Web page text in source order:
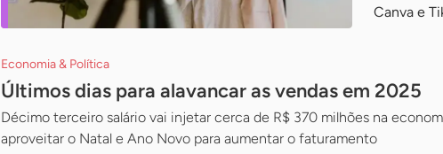
Canva e
Economia & Política
Últimos dias para alavancar as vendas em 2025
Décimo terceiro salário vai injetar cerca de R$ 370 milhões na
aproveitar o Natal e Ano Novo para aumentar o faturamento